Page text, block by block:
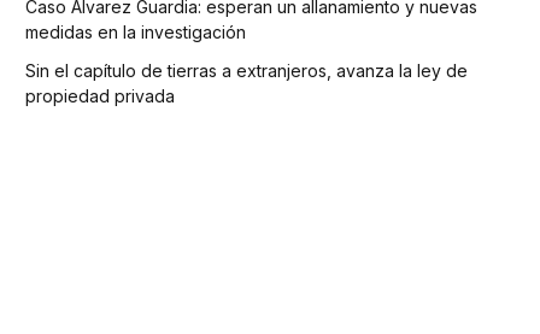
Caso Álvarez Guardia: esperan un allanamiento y nuevas
medidas en la investigación
Sin el capítulo de tierras a extranjeros, avanza la ley de
propiedad privada